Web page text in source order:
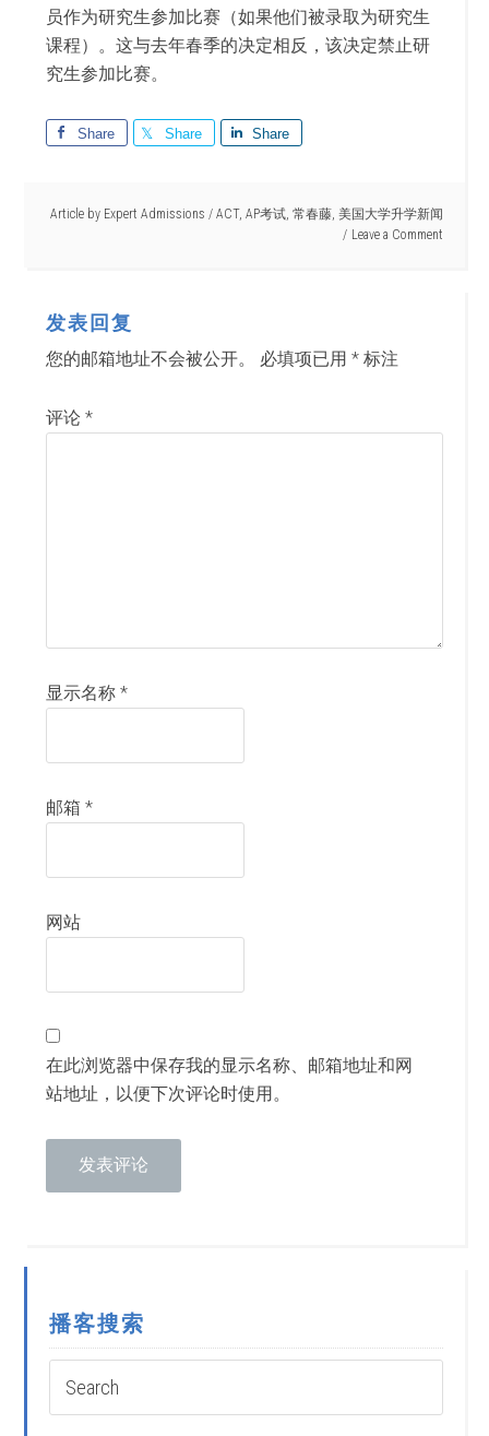
员作为研究生参加比赛（如果他们被录取为研究生
课程）。这与去年春季的决定相反，该决定禁止研
究生参加比赛。
Share Share Share
Article by Expert Admissions / ACT, AP考试, 常春藤, 美国大学升学新闻
Leave a Comment
发表回复
您的邮箱地址不会被公开。 必填项已用* 标注
评论*
显示名称*
邮箱*
网站
在此浏览器中保存我的显示名称、邮箱地址和网
站地址，以便下次评论时使用。
播客搜索